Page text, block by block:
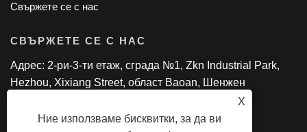
X
Ние използваме бисквитки, за да ви
Свържете се с нас
СВЪРЖЕТЕ СЕ С НАС
Адрес: 2-ри-3-ти етаж, сграда №1, Zkn Industrial Park,
Hezhou, Xixiang Street, област Baoan, Шенжен
електронна поща:bessieliu@sztpswkn.com